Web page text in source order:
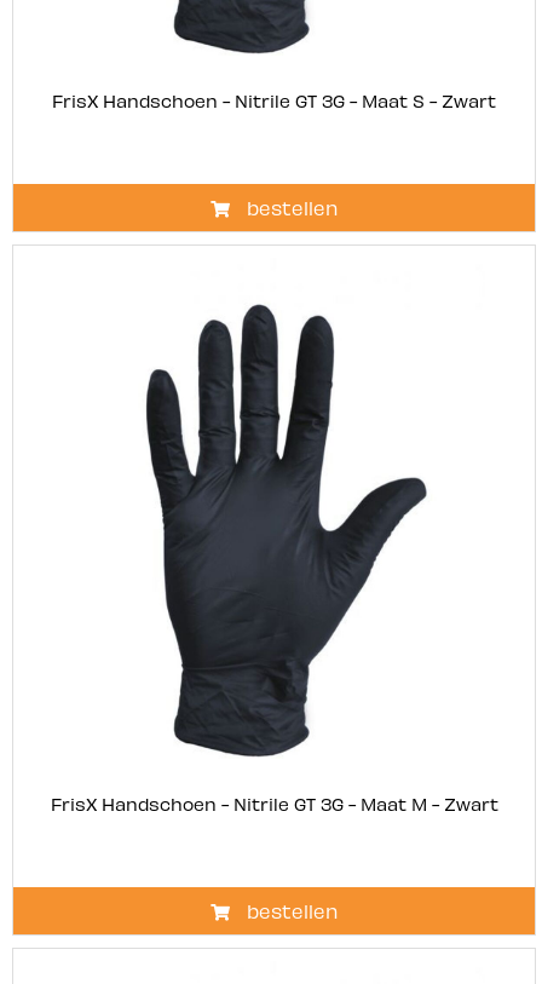
FrisX Handschoen - Nitrile GT 3G - Maat S - Zwart
bestellen
FrisX Handschoen - Nitrile GT 3G - Maat M - Zwart
bestellen